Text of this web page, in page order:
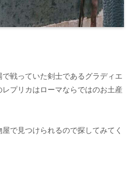
戦っていた剣士であるグラディエ
プリカはローマならではのお土産
で見つけられるので探してみてく